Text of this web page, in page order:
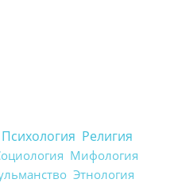
Психология Религия
Мифология
Этнология